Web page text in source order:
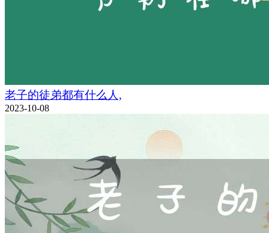
老子的徒弟都有什么人,
2023-10-08